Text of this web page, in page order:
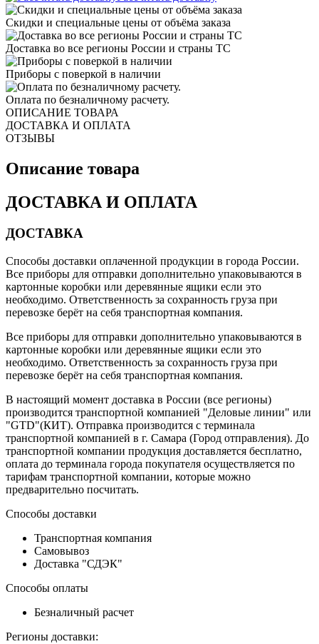
Скидки и специальные цены от объёма заказа
Доставка во все регионы России и страны ТС
Приборы с поверкой в наличии
Оплата по безналичному расчету.
ОПИСАНИЕ ТОВАРА
ДОСТАВКА И ОПЛАТА
ОТЗЫВЫ
Описание товара
ДОСТАВКА И ОПЛАТА
ДОСТАВКА
Способы доставки оплаченной продукции в города России.
Все приборы для отправки дополнительно упаковываются в
картонные коробки или деревянные ящики если это
необходимо. Ответственность за сохранность груза при
перевозке берёт на себя транспортная компания.
Все приборы для отправки дополнительно упаковываются в
картонные коробки или деревянные ящики если это
необходимо. Ответственность за сохранность груза при
перевозке берёт на себя транспортная компания.
В настоящий момент доставка в России (все регионы)
производится транспортной компанией "Деловые линии" или
"GTD"(КИТ). Отправка производится с терминала
транспортной компанией в г. Самара (Город отправления). До
транспортной компании продукция доставляется бесплатно,
оплата до терминала города покупателя осуществляется по
тарифам транспортной компании, которые можно
предварительно посчитать.
Способы доставки
Транспортная компания
Самовывоз
Доставка "СДЭК"
Способы оплаты
Безналичный расчет
Регионы доставки: